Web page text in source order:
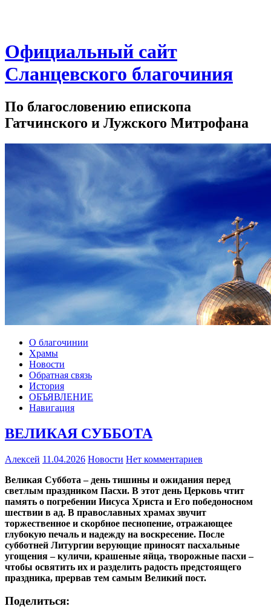
Официальный сайт
Сланцевского благочиния
По благословению епископа
Гатчинского и Лужского Митрофана
О благочинии
Храмы
Новости
Обратная связь
История
ОБЪЯВЛЕНИЕ
Навигация
ВЕЛИКАЯ СУББОТА
Алексей 11.04.2026 Новости Нет комментариев
Великая Суббота – день тишины и ожидания перед
светлым праздником Пасхи. В этот день Церковь чтит
память о погребении Иисуса Христа и Его победоносном
шествии в ад. В православных храмах звучит
торжественное и скорбное песнопение, отражающее
глубокую печаль и надежду на воскресение. После
субботней Литургии верующие приносят пасхальные
угощения – куличи, крашеные яйца, творожные пасхи –
чтобы освятить их и разделить радость предстоящего
праздника, прервав тем самым Великий пост.
Поделиться: